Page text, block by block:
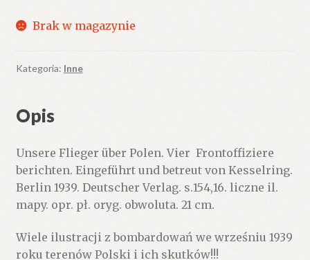
Brak w magazynie
Kategoria: Inne
Opis
Unsere Flieger über Polen. Vier Frontoffiziere
berichten. Eingeführt und betreut von Kesselring.
Berlin 1939. Deutscher Verlag. s.154,16. liczne il.
mapy. opr. pł. oryg. obwoluta. 21 cm.
Wiele ilustracji z bombardowań we wrześniu 1939
roku terenów Polski i ich skutków!!!